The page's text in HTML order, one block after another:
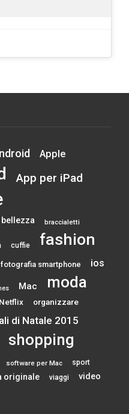
Apple
App per iPad
bellezza braccialetti
cuffie fashion
fotografia smartphone ios
Mac moda
Netflix organizzare
di Natale 2015
shopping
software per Mac sport
originale viaggi video